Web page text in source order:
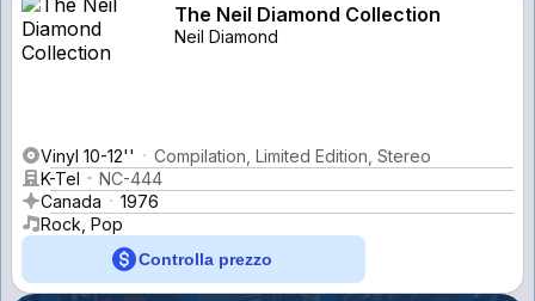
The Neil Diamond Collection
Neil Diamond
Vinyl 10-12''
Compilation, Limited Edition, Stereo
K-Tel
NC-444
Canada
1976
Rock, Pop
Controlla prezzo